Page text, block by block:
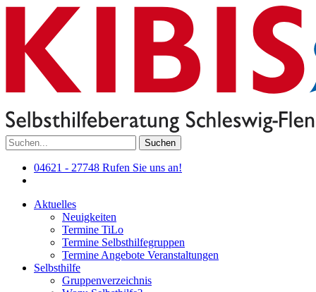
Suchen
04621 - 27748 Rufen Sie uns an!
Aktuelles
Neuigkeiten
Termine TiLo
Termine Selbsthilfegruppen
Termine Angebote Veranstaltungen
Selbsthilfe
Gruppenverzeichnis